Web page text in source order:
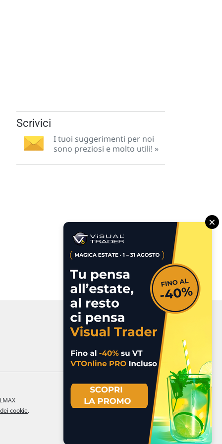
Scrivici
I tuoi suggerimenti per noi
sono preziosi e molto utili! »
cookie.
×